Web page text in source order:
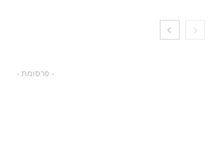
- פרסומת -